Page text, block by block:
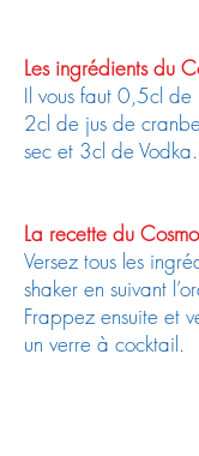
Les ingrédientsdu
Il vous faut 0,5cl de
2cl de jus de
sec et 3cl de Vodka.
La recette du
Versez tous les
shaker en suivant
Frappez ensuite et
un verre à cocktail.